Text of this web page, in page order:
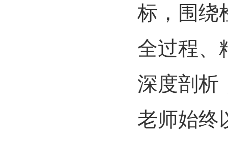
标，围绕
全过程、
深度剖析
老师始终